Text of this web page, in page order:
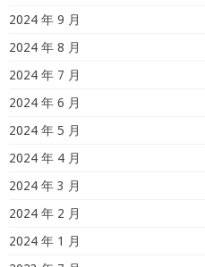
2024 年 9 月
2024 年 8 月
2024 年 7 月
2024 年 6 月
2024 年 5 月
2024 年 4 月
2024 年 3 月
2024 年 2 月
2024 年 1 月